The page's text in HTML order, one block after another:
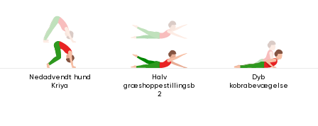
Nedadvendt hund
Kriya
Halv
græshoppestillingsbevægelse
2
Dyb
kobrabevægelse